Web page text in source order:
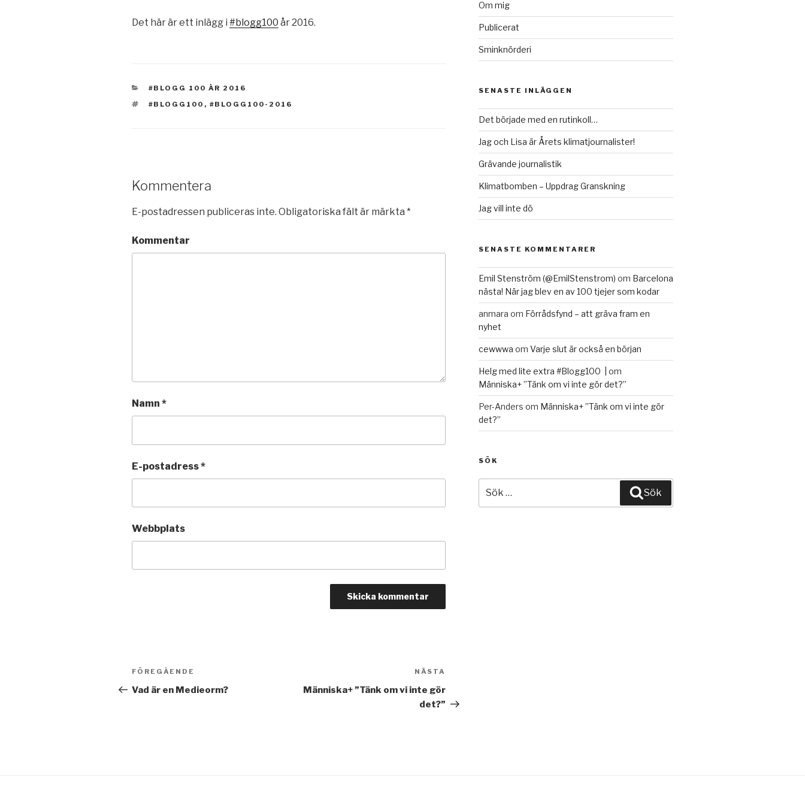
Det här är ett inlägg i #blogg100 år 2016.
KATEGORIER
#BLOGG 100 ÅR 2016
TAGGAR
#BLOGG100 , #BLOGG100-2016
Kommentera
E-postadressen publiceras inte. Obligatoriska fält är märkta *
Kommentar
Namn *
E-postadress*
Webbplats
Inläggsnavigering
Föregående
inlägg
FÖREGÅENDE
Vad är en Medieorm?
NÄSTA
Människa+ ”Tänk om vi inte gör
det?”
Om mig
Publicerat
Sminknörderi
SENASTE INLÄGGEN
Det började med en rutinkoll…
Jag och Lisa är Årets klimatjournalister!
Grävande journalistik
Klimatbomben – Uppdrag Granskning
Jag vill inte dö
SENASTE KOMMENTARER
Emil Stenström (@EmilStenstrom) om Barcelona
nästa! När jag blev en av 100 tjejer som kodar
anmara om Förrådsfynd – att gräva fram en
nyhet
cewwwa om Varje slut är också en början
Helg med lite extra #Blogg100 |
om
Människa+ ”Tänk om vi inte gör det?”
Per-Anders om Människa+ ”Tänk om vi inte gör
det?”
SÖK
efter:
Sök